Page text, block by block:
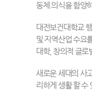
동체 의식을 함양
대전보건대학교
및 지역산업 수요
대학, 창의적 글로
새로운 세대의 사
리하게 생활 할 수